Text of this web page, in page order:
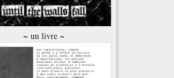
~ un livre ~